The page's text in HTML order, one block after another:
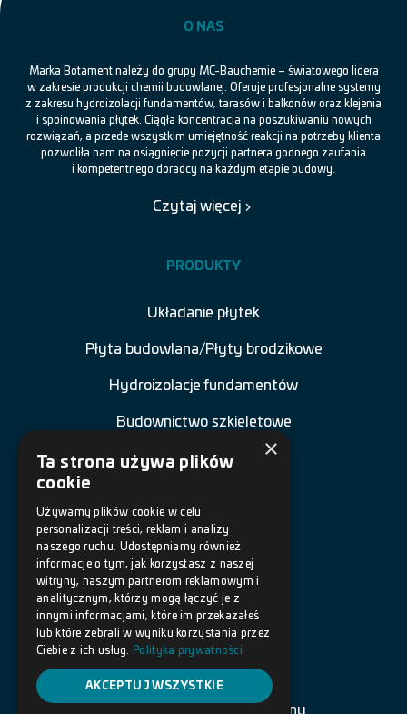
O NAS
Marka Botament należy do grupy MC-Bauchemie – światowego lidera
w zakresie produkcji chemii budowlanej. Oferuje profesjonalne systemy
z zakresu hydroizolacji fundamentów, tarasów i balkonów oraz klejenia
i spoinowania płytek. Ciągła koncentracja na poszukiwaniu nowych
rozwiązań, a przede wszystkim umiejętność reakcji na potrzeby klienta
pozwoliła nam na osiągnięcie pozycji partnera godnego zaufania
i kompetentnego doradcy na każdym etapie budowy.
Czytaj więcej
PRODUKTY
Układanie płytek
Płyta budowlana/Płyty brodzikowe
Hydroizolacje fundamentów
Budownictwo szkieletowe
Renowacja budowli
Posadzki żywiczne
Akcesoria
DOKUMENTY
Polityka prywatności
Warunki korzystania ze strony
×
Ta strona używa plików
cookie
Używamy plików cookie w celu
personalizacji treści, reklam i analizy
naszego ruchu. Udostępniamy również
informacje o tym, jak korzystasz z naszej
witryny, naszym partnerom reklamowym i
analitycznym, którzy mogą łączyć je z
innymi informacjami, które im przekazałeś
lub które zebrali w wyniku korzystania przez
Ciebie z ich usług.
Polityka prywatności
AKCEPTUJ WSZYSTKIE